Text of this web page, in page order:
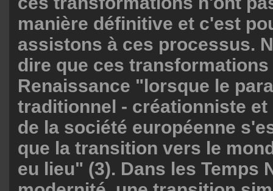
manière définitive et c'est
assistons à ces processus.
dire que ces transformations
Renaissance "lorsque le
traditionnel - créationniste et
de la société européenne
que la transition vers le
eu lieu" (3). Dans les Temps